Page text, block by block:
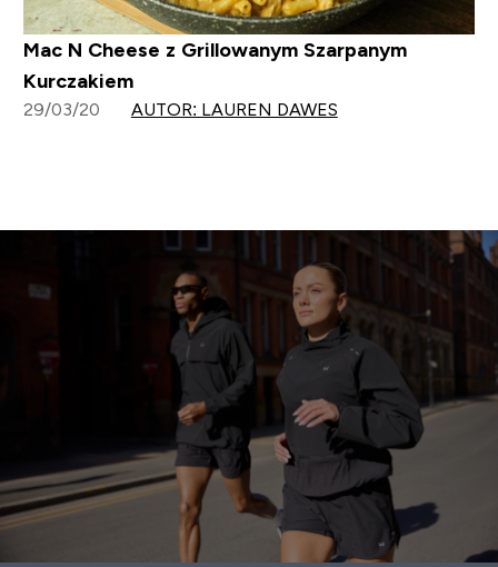
Mac N Cheese z Grillowanym Szarpanym
Kurczakiem
29/03/20 AUTOR: LAUREN DAWES